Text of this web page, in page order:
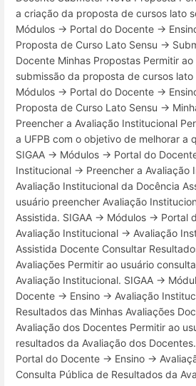
a criação da proposta de cursos lato
Módulos → Portal do Docente →
Proposta de Curso Lato Sensu →
Docente Minhas Propostas Permitir
submissão da proposta de cursos lato
Módulos → Portal do Docente →
Proposta de Curso Lato Sensu →
Preencher a Avaliação Institucional
a UFPB com o objetivo de melhorar a
SIGAA → Módulos → Portal do
Institucional → Preencher a Avaliação
Avaliação Institucional da Docência
usuário preencher Avaliação
Assistida. SIGAA → Módulos → Portal
Avaliação Institucional → Avaliação
Assistida Docente Consultar
Avaliações Permitir ao usuário
Avaliação Institucional. SIGAA →
Docente → Ensino → Avaliação
Resultados das Minhas Avaliações
Avaliação dos Docentes Permitir ao
resultados da Avaliação dos
Portal do Docente → Ensino →
Consulta Pública de Resultados da